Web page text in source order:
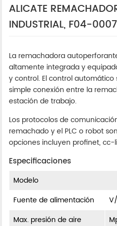
ALICATE
INDUSTRIAL, F04-
La remachadora
altamente integrada y
y control. El control
simple conexión entre la
estación de trabajo.
Los protocolos de
remachado y el PLC o robot
opciones incluyen profinet, cc-
Especificaciones
Modelo
Fuente de alimentación
Max. presión de aire